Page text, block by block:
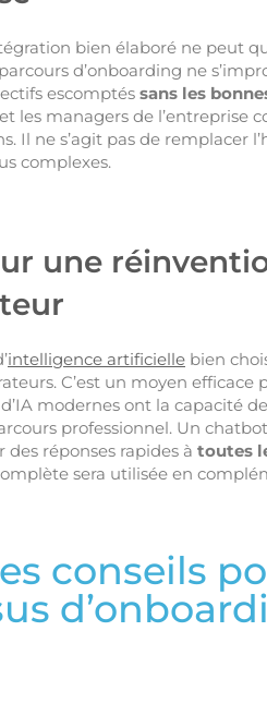
bien élaboré ne peut
d’onboarding ne
escomptés sans les
les managers de l’entreprise
Il ne s’agit pas de remplacer
complexes.
une
intelligence artificielle bien
C’est un moyen
modernes ont la capacité
professionnel. Un
réponses rapides à toutes
sera utilisée en
conseils